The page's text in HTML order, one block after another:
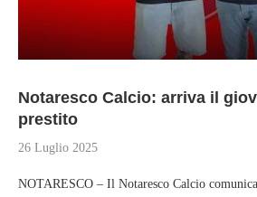
Notaresco Calcio: arriva il
prestito
26 Luglio 2025
NOTARESCO – Il Notaresco Calcio